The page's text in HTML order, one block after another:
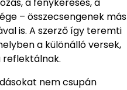
– összecsengenek más
is. A szerző így teremti
a különálló versek,
reflektálnak.
nem csupán